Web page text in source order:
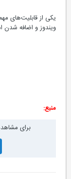
ویندوز و اضافه شدن
منبع:
برای مشاهده